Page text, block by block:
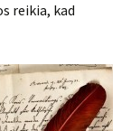
reikia, kad